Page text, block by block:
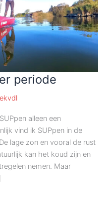
periode
alleen een
vind ik SUPpen in de
lage zon en vooral de rust
kan het koud zijn en
nemen. Maar